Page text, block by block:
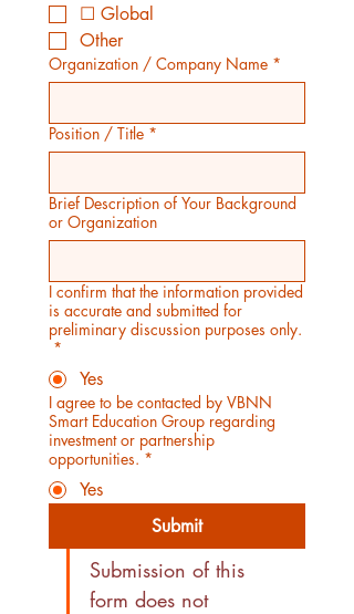
☐ Global
Other
Organization / Company Name *
Position / Title *
Brief Description of Your Background
or Organization
I confirm that the information provided
is accurate and submitted for
preliminary discussion purposes only.
*
Yes
I agree to be contacted by VBNN
Smart Education Group regarding
investment or partnership
opportunities. *
Yes
Submit
Submission of this
form does not